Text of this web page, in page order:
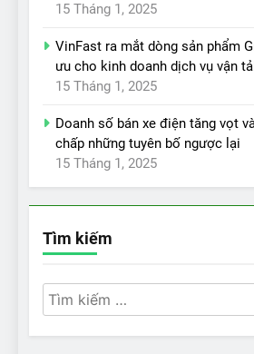
15 Tháng 1, 2025
VinFast ra mắt dòng sản phẩm
ưu cho kinh doanh dịch vụ vận
15 Tháng 1, 2025
Doanh số bán xe điện tăng vọt
chấp những tuyên bố ngược lại
15 Tháng 1, 2025
Tìm kiếm
Tìm
kiếm